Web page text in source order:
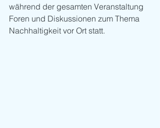
während der gesamten Veranstaltung
Foren und Diskussionen zum Thema
Nachhaltigkeit vor Ort statt.